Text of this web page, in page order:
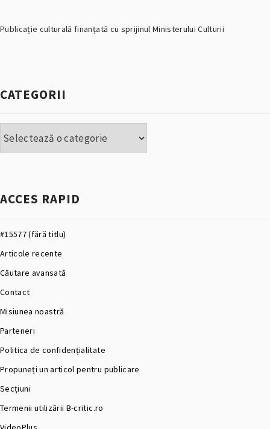
Publicație culturală finanțată cu sprijinul Ministerului Culturii
CATEGORII
ACCES RAPID
#15577 (fără titlu)
Articole recente
Căutare avansată
Contact
Misiunea noastră
Parteneri
Politica de confidențialitate
Propuneți un articol pentru publicare
Secțiuni
Termenii utilizării B-critic.ro